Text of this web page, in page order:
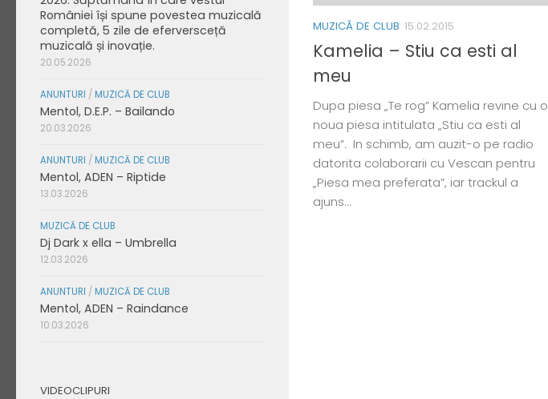
MUZICĂ DE CLUB 15.02.2015
Kamelia – Stiu ca esti al
meu
Dupa piesa „Te rog” Kamelia revine cu o
noua piesa intitulata „Stiu ca esti al
meu”. In schimb, am auzit-o pe radio
datorita colaborarii cu Vescan pentru
„Piesa mea preferata”, iar trackul a
ajuns...
României își spune povestea muzicală
completă, 5 zile de eferversceță
muzicală și inovație.
20.05.2026
ANUNTURI / MUZICĂ DE CLUB
Mentol, D.E.P. – Bailando
20.03.2026
ANUNTURI / MUZICĂ DE CLUB
Mentol, ADEN – Riptide
13.03.2026
MUZICĂ DE CLUB
Dj Dark x ella – Umbrella
12.03.2026
ANUNTURI / MUZICĂ DE CLUB
Mentol, ADEN – Raindance
10.03.2026
VIDEOCLIPURI